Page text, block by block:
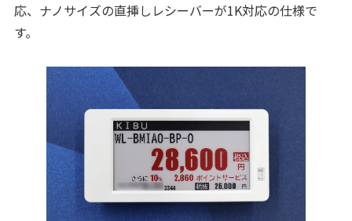
応、ナノサイズの直挿しレシーバーが1K対応の仕様で
す。